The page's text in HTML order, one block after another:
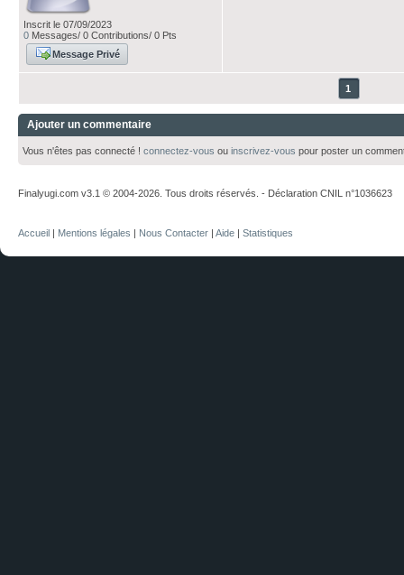
Inscrit le 07/09/2023
0 Messages/ 0 Contributions/ 0 Pts
Message Privé
1
Ajouter un commentaire
Vous n'êtes pas connecté ! connectez-vous ou inscrivez-vous pour poster un
Finalyugi.com v3.1 © 2004-2026. Tous droits réservés. - Déclaration CNIL n°1036623
Accueil | Mentions légales | Nous Contacter | Aide | Statistiques